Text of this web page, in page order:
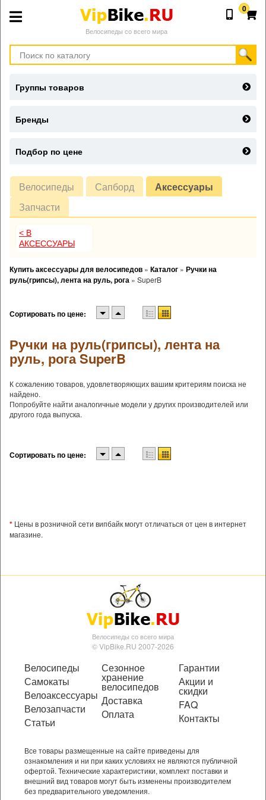
Велосипеды со всего мира
0
Велосипеды Сапборд
Аксессуары
Запчасти
< В
АКСЕССУАРЫ
Купить аксессуары для велосипедов » Каталог » Ручки на
руль(грипсы), лента на руль, рога » SuperB
Сортировать по цене:
Ручки на руль(грипсы), лента на
руль, рога SuperB
К сожалению товаров, удовлетворяющих вашим критериям поиска не
найдено.
Попробуйте найти аналогичные модели у других производителей или
другого года выпуска.
Сортировать по цене:
* Цены в розничной сети випбайк могут отличаться от цен в интернет
магазине.
Группы товаров
Бренды
Подбор по цене
Велосипеды со всего мира
© VipBike.RU 2007-2026
Велосипеды
Самокаты
Велоаксессуары
Велозапчасти
Статьи
Сезонное
хранение
велосипедов
Доставка
Оплата
Гарантии
Акции и
скидки
FAQ
Контакты
Все товары размещенные на сайте приведены для
ознакомления и ни при каких условиях не являются публичной
офертой. Технические характеристики, комплект поставки и
внешний вид товаров могут быть изменены производителем
без предварительного уведомления.